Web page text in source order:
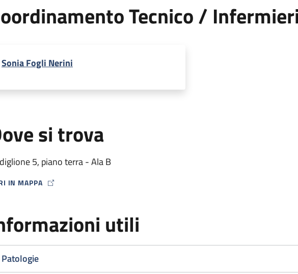
Tecnico /
Sonia Fogli Nerini
si trova
5, piano terra - Ala B
IN MAPPA
ICON
utili
Patologie